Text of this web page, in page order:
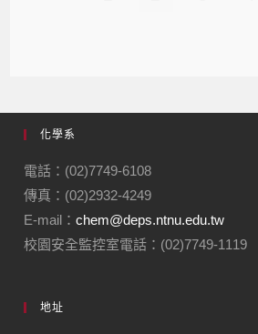
化學系
電話：(02)7749-6108
傳真：(02)2932-4249
E-mail：chem@deps.ntnu.edu.tw
校園安全監控室電話：(02)7749-1119
地址